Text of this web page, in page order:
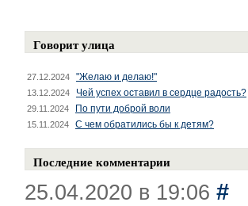
Говорит улица
27.12.2024 "Желаю и делаю!"
13.12.2024 Чей успех оставил в сердце радость?
29.11.2024 По пути доброй воли
15.11.2024 С чем обратились бы к детям?
Последние комментарии
25.04.2020 в 19:06 #